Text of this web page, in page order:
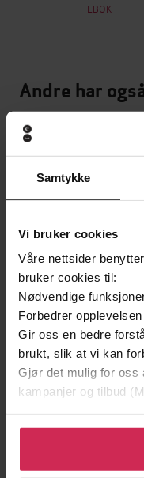
Samtykke
Vi bruker cookies
Våre nettsider
bruker cookies til:
Nødvendige
Forbedrer
Gir oss en bedre
brukt, slik at vi kan
Gjør det mulig for oss
kampanjer og tilbud
Klikk på «Godta alle»
bruke cookies for alle
tilpasse ditt
EBOK
Andre har
Vinner av Rivertonprisen
129,-
Minnesota